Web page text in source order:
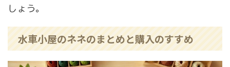
しょう。
水車小屋のネネのまとめと購入のすすめ